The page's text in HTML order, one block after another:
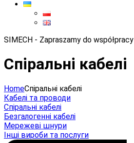
SIMECH - Zapraszamy do współpracy
Спіральні кабелі
HomeСпіральні кабелі
Кабелі та проводи
Спіральні кабелі
Безгалогенні кабелі
Мережеві шнури
Інші вироби та послуги